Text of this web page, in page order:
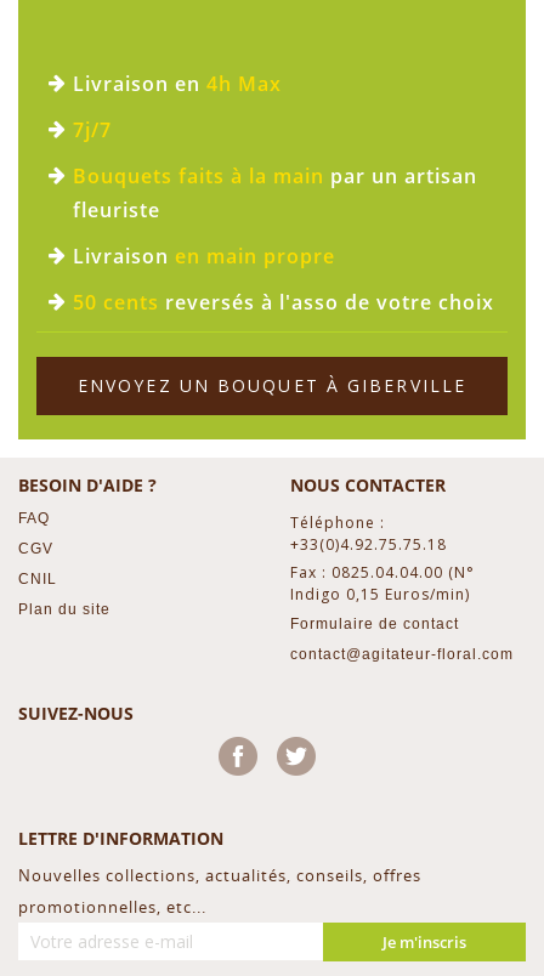
Livraison en 4h Max
7j/7
Bouquets faits à la main par un artisan
fleuriste
Livraison en main propre
50 cents reversés à l'asso de votre choix
ENVOYEZ UN BOUQUET À GIBERVILLE
BESOIN D'AIDE ?
FAQ
CGV
CNIL
Plan du site
NOUS CONTACTER
Téléphone :
+33(0)4.92.75.75.18
Fax : 0825.04.04.00 (N°
Indigo 0,15 Euros/min)
Formulaire de contact
contact@agitateur-floral.com
SUIVEZ-NOUS
Facebook
LETTRE D'INFORMATION
Nouvelles collections, actualités, conseils, offres
promotionnelles, etc...
Je m'inscris